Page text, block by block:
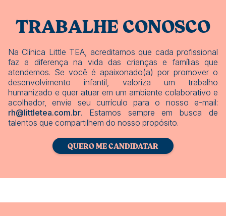
TRABALHE CONOSCO
Na Clínica Little TEA, acreditamos que cada profissional
faz a diferença na vida das crianças e famílias que
atendemos. Se você é apaixonado(a) por promover o
desenvolvimento infantil, valoriza um trabalho
humanizado e quer atuar em um ambiente colaborativo e
acolhedor, envie seu currículo para o nosso e-mail:
rh@littletea.com.br. Estamos sempre em busca de
talentos que compartilhem do nosso propósito.
QUERO ME CANDIDATAR